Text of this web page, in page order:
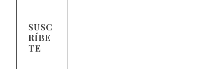
SUSC
RÍBE
TE